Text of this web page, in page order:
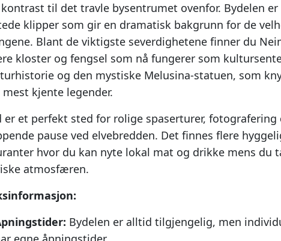
til det travle bysentrumet ovenfor. Bydelen
klipper som gir en dramatisk bakgrunn for de
Blant de viktigste severdighetene finner du
kloster og fengsel som nå fungerer som
og den mystiske Melusina-statuen, som
mest kjente legender.
er et perfekt sted for rolige spaserturer, fotografering
pause ved elvebredden. Det finnes flere
hvor du kan nyte lokal mat og drikke mens du
atmosfæren.
Bydelen er alltid tilgjengelig, men